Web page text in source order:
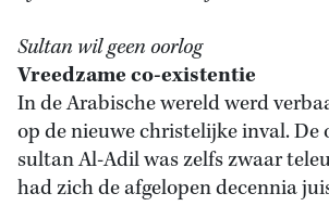
Sultan wil geen oorlog
Vreedzame co-existentie
In de Arabische wereld werd
op de nieuwe christelijke inval. De
sultan Al-Adil was zelfs zwaar
had zich de afgelopen decennia